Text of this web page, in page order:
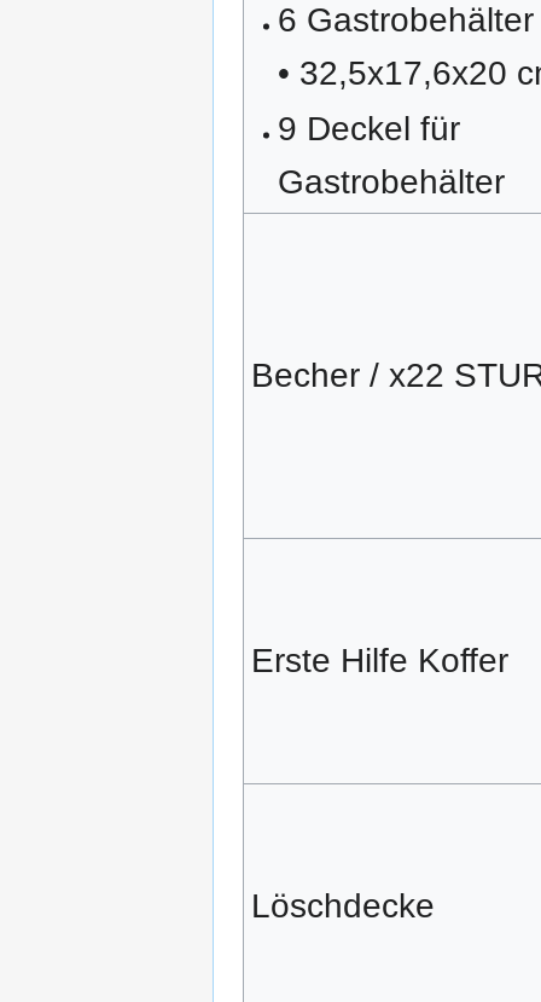
6
• 32,5x17,6x20
9 Deckel für
Gastrobehälter
Becher / x22
Erste Hilfe Koffer
Löschdecke